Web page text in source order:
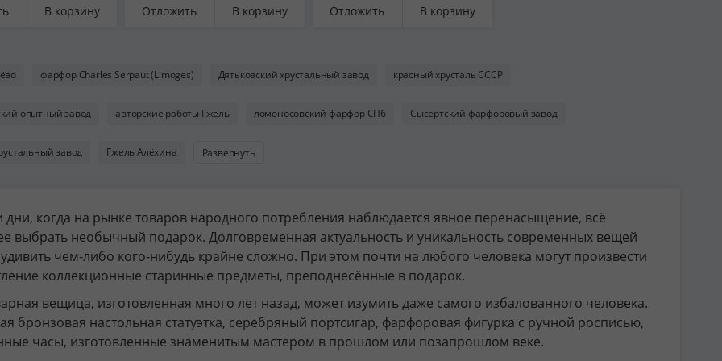
1980 гг.
В корзину
Бронницкий завод
«Возрождение»,
СССР, 1980-1990 гг.
Отложить В корзину
золочение,
изделий
«Возрождение»,
Отложить В корзину
фарфор Charles Serpaut (Limoges) Дятьковский хрустальный завод красный хрусталь СССР
опытный завод авторские работы Гжель ломоносовский фарфор СПб Сысертский фарфоровый завод
завод Гжель Алёхина Развернуть
когда на рынке товаров народного потребления наблюдается явное перенасыщение, всё
выбрать необычный подарок. Долговременная актуальность и уникальность современных вещей
чем-либо кого-нибудь крайне сложно. При этом почти на любого человека могут произвести
коллекционные старинные предметы, преподнесённые в подарок.
вещица, изготовленная много лет назад, может изумить даже самого избалованного человека.
бронзовая настольная статуэтка, серебряный портсигар, фарфоровая фигурка с ручной росписью,
часы, изготовленные знаменитым мастером в прошлом или позапрошлом веке.